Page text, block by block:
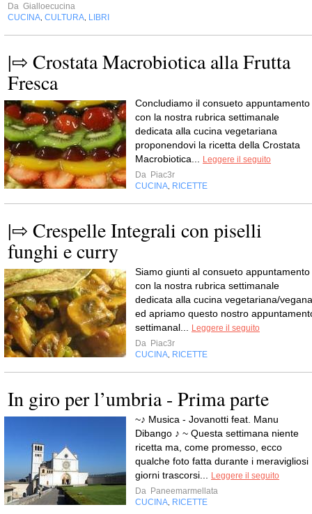
Da Gialloecucina
CUCINA CULTURA LIBRI
|⇨ Crostata Macrobiotica alla Frutta
Fresca
Concludiamo il consueto appuntamento
con la nostra rubrica settimanale
dedicata alla cucina vegetariana
proponendovi la ricetta della Crostata
Macrobiotica...
Leggere il seguito
Da Piac3r
CUCINA RICETTE
|⇨ Crespelle Integrali con piselli
funghi e curry
Siamo giunti al consueto appuntamento
con la nostra rubrica settimanale
dedicata alla cucina vegetariana/vegana
ed apriamo questo nostro
settimanal...
Leggere il seguito
Da Piac3r
CUCINA RICETTE
In giro per l’umbria - Prima parte
~♪ Musica - Jovanotti feat. Manu
Dibango ♪ ~ Questa settimana niente
ricetta ma, come promesso, ecco
qualche foto fatta durante i meravigliosi
giorni trascorsi...
Leggere il seguito
Da Paneemarmellata
CUCINA RICETTE